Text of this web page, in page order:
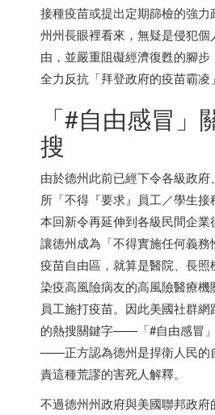
接種疫苗或提出定期篩檢的強
州州長眼裡看來，無疑是侵犯個
由，並嚴重阻礙經濟復甦的腳
全力反抗「拜登政府的疫苗霸凌
「#自由感冒」
搜
由於德州此前已經下令各級政
所「不得『要求』員工／學生接
本回新令再延伸到各級民間企
讓德州成為「不得實施任何義務
疫苗自由區，就算是醫院、長
染疫高風險病友的高風險醫療
員工施打疫苗。因此美國社群
的熱搜關鍵字——「#自由感冒」
——正方認為德州是捍衛人民的
責這種荒謬的害死人解釋。
不過德州州政府與美國聯邦政